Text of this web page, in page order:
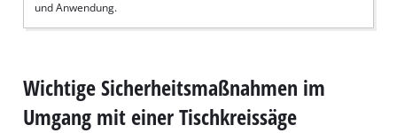
und Anwendung.
Wichtige Sicherheitsmaßnahmen im
Umgang mit einer Tischkreissäge